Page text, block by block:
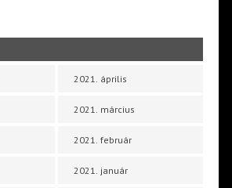
2021. április
2021. március
2021. február
2021. január